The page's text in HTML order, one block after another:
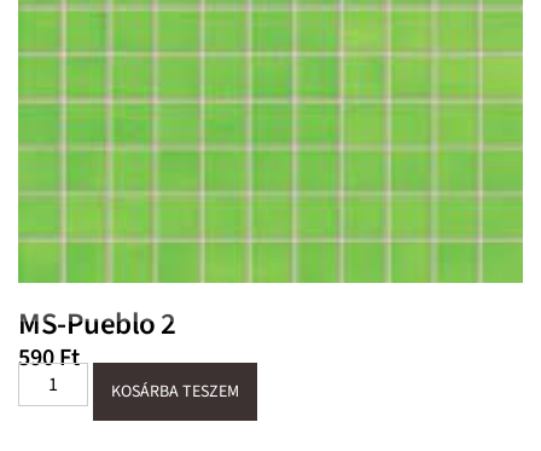
MS-Pueblo 2
590Ft
KOSÁRBA TESZEM